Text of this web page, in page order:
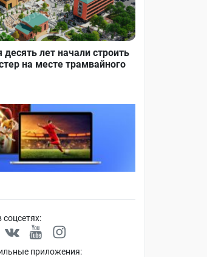
лет начали строить
на месте трамвайного
приложения: